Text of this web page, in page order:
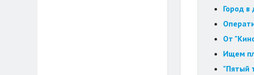
Город в
От
Ищем
"Пятый